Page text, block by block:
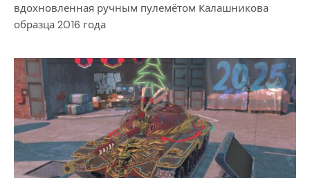
вдохновленная ручным пулемётом Калашникова
образца 2016 года